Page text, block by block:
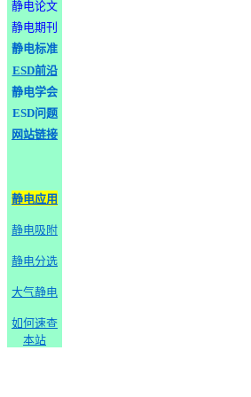
静电论文
静电期刊
静电标准
ESD前沿
静电学会
ESD问题
网站链接
静电应用
静电吸附
静电分选
大气静电
如何速查
本站